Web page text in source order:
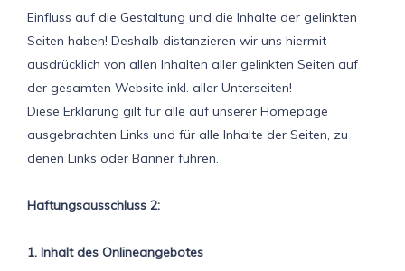
Einfluss auf die Gestaltung und die Inhalte der gelinkten
Seiten haben! Deshalb distanzieren wir uns hiermit
ausdrücklich von allen Inhalten aller gelinkten Seiten auf
der gesamten Website inkl. aller Unterseiten!
Diese Erklärung gilt für alle auf unserer Homepage
ausgebrachten Links und für alle Inhalte der Seiten, zu
denen Links oder Banner führen.
Haftungsausschluss 2:
1. Inhalt des Onlineangebotes